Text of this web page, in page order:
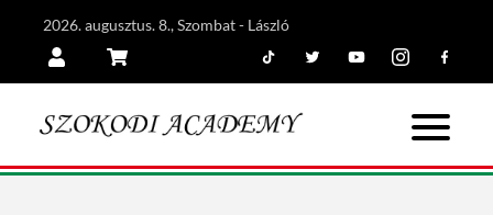
2026. augusztus. 8., Szombat - László